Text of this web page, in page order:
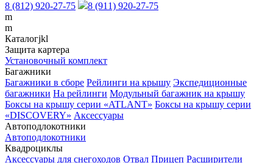
8 (812) 920-27-75
8 (911) 920-27-75
m
m
Каталогjkl
Защита картера
Установочный комплект
Багажники
Багажники в сборе Рейлинги на крышу Экспедиционные
багажники На рейлинги Модульный багажник на крышу
Боксы на крышу серии «ATLANT» Боксы на крышу серии
«DISCOVERY» Аксессуары
Автоподлокотники
Автоподлокотники
Квадроциклы
Аксессуары для снегоходов Отвал Прицеп Расширители